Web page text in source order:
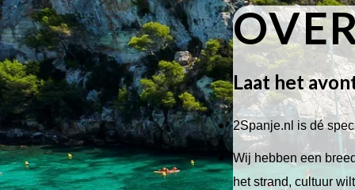
Laat het
2Spanje.nl is dé
Wij hebben een
het strand, cultuur